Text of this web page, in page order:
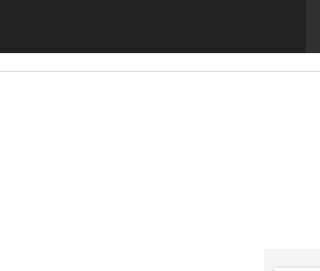
Russia: multe per 110 milioni